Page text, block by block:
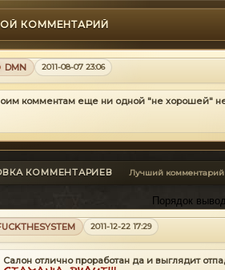
КОММЕНТАРИЙ
DMN 2011-08-07 23:06
комментам еще ни одной "не хорошей"
КОММЕНТАРИЕВ Лучший комментарий
Порядок
2011-12-22 17:29
Салон отлично проработан да и выглядит